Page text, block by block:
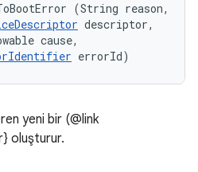
(String reason,
descriptor,
cause,
errorId)
yeni bir (@link
oluşturur.